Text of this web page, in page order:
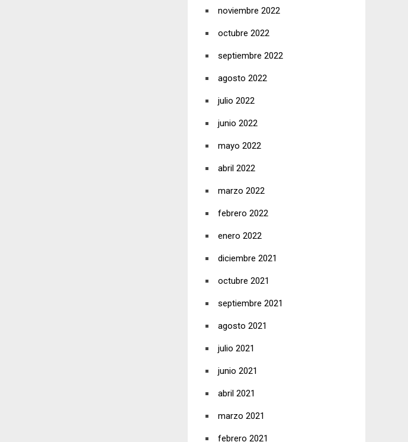
noviembre 2022
octubre 2022
septiembre 2022
agosto 2022
julio 2022
junio 2022
mayo 2022
abril 2022
marzo 2022
febrero 2022
enero 2022
diciembre 2021
octubre 2021
septiembre 2021
agosto 2021
julio 2021
junio 2021
abril 2021
marzo 2021
febrero 2021